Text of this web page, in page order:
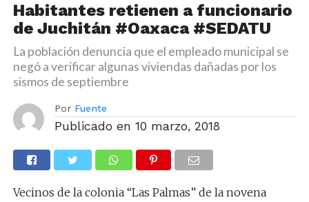
Habitantes retienen a funcionario
de Juchitán #Oaxaca #SEDATU
La población denuncia que el empleado municipal se
negó a verificar algunas viviendas dañadas por los
sismos de septiembre
Por Fuente
Publicado en 10 marzo, 2018
Vecinos de la colonia “Las Palmas” de la novena